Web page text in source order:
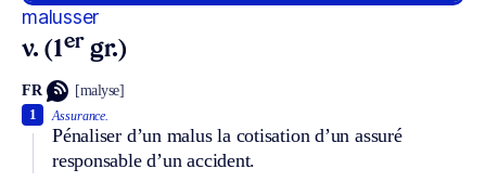
malusser
v. (1er gr.)
FR [malyse]
Assurance.
Pénaliser d’un malus la cotisation d’un assuré
responsable d’un accident.
1